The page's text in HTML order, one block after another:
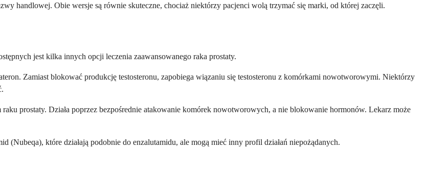
handlowej. Obie wersje są równie skuteczne, chociaż niektórzy pacjenci wolą trzymać się marki, od której zaczęli.
jest kilka innych opcji leczenia zaawansowanego raka prostaty.
Zamiast blokować produkcję testosteronu, zapobiega wiązaniu się testosteronu z komórkami nowotworowymi. Niektórzy
prostaty. Działa poprzez bezpośrednie atakowanie komórek nowotworowych, a nie blokowanie hormonów. Lekarz może
(Nubeqa), które działają podobnie do enzalutamidu, ale mogą mieć inny profil działań niepożądanych.